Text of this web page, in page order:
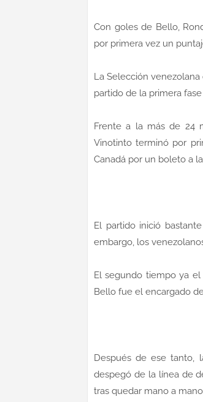
Con goles de Bello,
por primera vez un
La Selección
partido de la primera
Frente a la más de 24
Vinotinto terminó por
Canadá por un boleto a
El partido inició
embargo, los
El segundo tiempo ya
Bello fue el encargado
Después de ese tanto,
despegó de la línea de
tras quedar mano a